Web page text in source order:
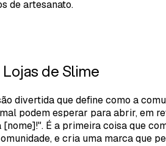
de artesanato.
de Slime
divertida que define como a
podem esperar para abrir, em
É a primeira coisa que
e cria uma marca que